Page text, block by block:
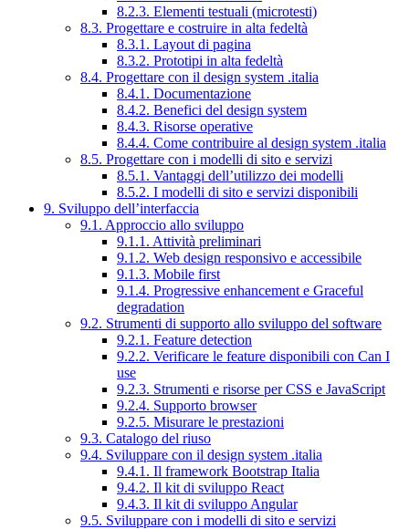
8.2.3. Elementi testuali (microtesti)
8.3. Progettare e costruire in alta fedeltà
8.3.1. Layout di pagina
8.3.2. Prototipi in alta fedeltà
8.4. Progettare con il design system .italia
8.4.1. Documentazione
8.4.2. Benefici del design system
8.4.3. Risorse operative
8.4.4. Come contribuire al design system .italia
8.5. Progettare con i modelli di sito e servizi
8.5.1. Vantaggi dell’utilizzo dei modelli
8.5.2. I modelli di sito e servizi disponibili
9. Sviluppo dell’interfaccia
9.1. Approccio allo sviluppo
9.1.1. Attività preliminari
9.1.2. Web design responsivo e accessibile
9.1.3. Mobile first
9.1.4. Progressive enhancement e Graceful
degradation
9.2. Strumenti di supporto allo sviluppo del software
9.2.1. Feature detection
9.2.2. Verificare le feature disponibili con Can I
use
9.2.3. Strumenti e risorse per CSS e JavaScript
9.2.4. Supporto browser
9.2.5. Misurare le prestazioni
9.3. Catalogo del riuso
9.4. Sviluppare con il design system .italia
9.4.1. Il framework Bootstrap Italia
9.4.2. Il kit di sviluppo React
9.4.3. Il kit di sviluppo Angular
9.5. Sviluppare con i modelli di sito e servizi